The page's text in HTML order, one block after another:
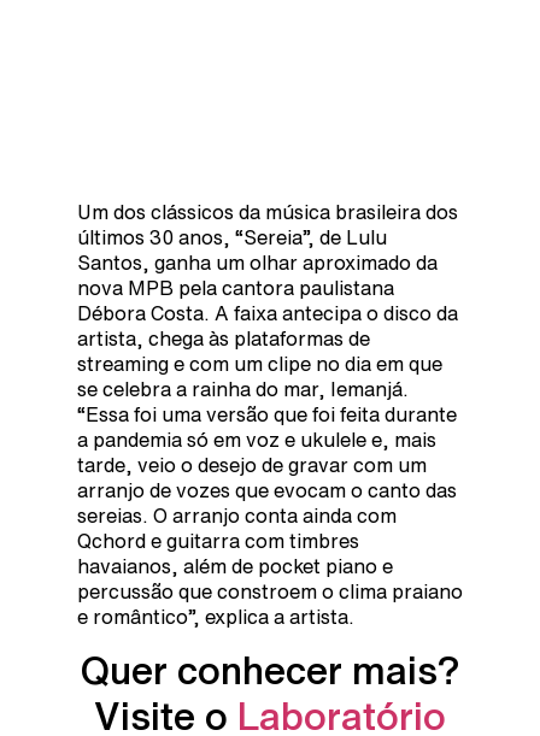
Um dos clássicos da música brasileira dos
últimos 30 anos, “Sereia”, de Lulu
Santos, ganha um olhar aproximado da
nova MPB pela cantora paulistana
Débora Costa. A faixa antecipa o disco da
artista, chega às plataformas de
streaming e com um clipe no dia em que
se celebra a rainha do mar, Iemanjá.
“Essa foi uma versão que foi feita durante
a pandemia só em voz e ukulele e, mais
tarde, veio o desejo de gravar com um
arranjo de vozes que evocam o canto das
sereias. O arranjo conta ainda com
Qchord e guitarra com timbres
havaianos, além de pocket piano e
percussão que constroem o clima praiano
e romântico”, explica a artista.
Quer conhecer mais?
Visite o Laboratório